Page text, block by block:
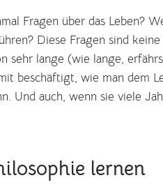
Fragen über das Leben?
Diese Fragen sind
sehr lange (wie lange,
beschäftigt, wie man dem
Und auch, wenn sie viele
lernen